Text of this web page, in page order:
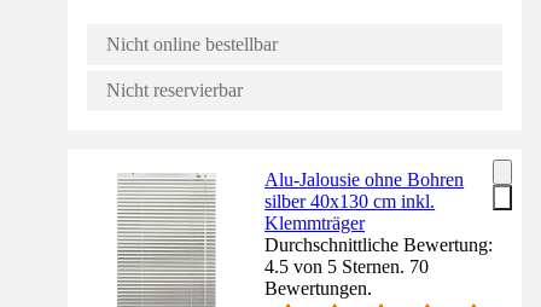
Nicht online bestellbar
Nicht reservierbar
Alu-Jalousie ohne Bohren
silber 40x130 cm inkl.
Klemmträger
Durchschnittliche Bewertung:
4.5 von 5 Sternen. 70
Bewertungen.